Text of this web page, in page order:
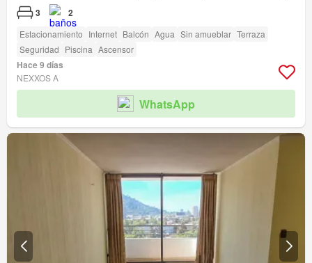
3 2
Estacionamiento Internet Balcón Agua Sin amueblar Terraza
Seguridad Piscina Ascensor
Hace 9 días
NEXXOS A
WhatsApp